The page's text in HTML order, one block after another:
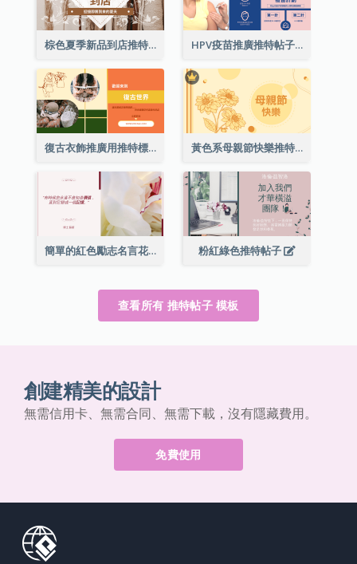
棕色夏季新品到店推特帖子 HPV疫苗推廣推特帖子
復古衣飾推廣用推特標題 黃色系母親節快樂推特帖子
簡單的紅色勵志名言花卉推特帖子 粉紅綠色推特帖子
查看所有 推特帖子 模板
創建精美的設計
無需信用卡、無需合同、無需下載，沒有隱藏費用。
免費使用